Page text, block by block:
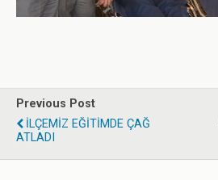
Previous Post
İLÇEMİZ EĞİTİMDE ÇAĞ
ATLADI